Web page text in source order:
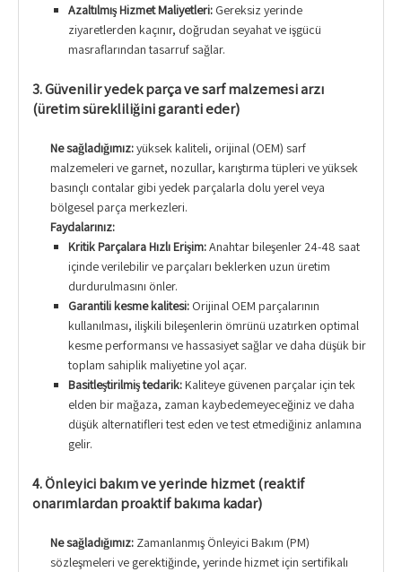
Azaltılmış Hizmet Maliyetleri: Gereksiz yerinde
ziyaretlerden kaçınır, doğrudan seyahat ve işgücü
masraflarından tasarruf sağlar.
3. Güvenilir yedek parça ve sarf malzemesi arzı
(üretim sürekliliğini garanti eder)
Ne sağladığımız:yüksek kaliteli, orijinal (OEM) sarf
malzemeleri ve garnet, nozullar, karıştırma tüpleri ve yüksek
basınçlı contalar gibi yedek parçalarla dolu yerel veya
bölgesel parça merkezleri.
Faydalarınız:
Kritik Parçalara Hızlı Erişim:Anahtar bileşenler 24-48 saat
içinde verilebilir ve parçaları beklerken uzun üretim
durdurulmasını önler.
Garantili kesme kalitesi: Orijinal OEM parçalarının
kullanılması, ilişkili bileşenlerin ömrünü uzatırken optimal
kesme performansı ve hassasiyet sağlar ve daha düşük bir
toplam sahiplik maliyetine yol açar.
Basitleştirilmiş tedarik: Kaliteye güvenen parçalar için tek
elden bir mağaza, zaman kaybedemeyeceğiniz ve daha
düşük alternatifleri test eden ve test etmediğiniz anlamına
gelir.
4. Önleyici bakım ve yerinde hizmet (reaktif
onarımlardan proaktif bakıma kadar)
Ne sağladığımız: Zamanlanmış Önleyici Bakım (PM)
sözleşmeleri ve gerektiğinde, yerinde hizmet için sertifikalı